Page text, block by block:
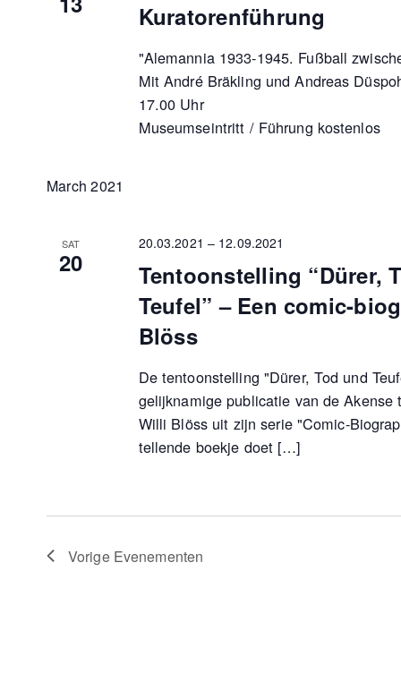
Kuratorenführung
"Alemannia 1933-1945. Fußball
Mit André Bräkling und Andreas
17.00 Uhr
Museumseintritt / Führung kostenlos
March 2021
SAT
20
Tentoonstelling “Dürer,
Teufel” – Een comic-
Blöss
20.03.2021 – 12.09.2021
De tentoonstelling "Dürer, Tod und
gelijknamige publicatie van de Akense
Willi Blöss uit zijn serie "Comic-
tellende boekje doet […]
Vorige Evenementen